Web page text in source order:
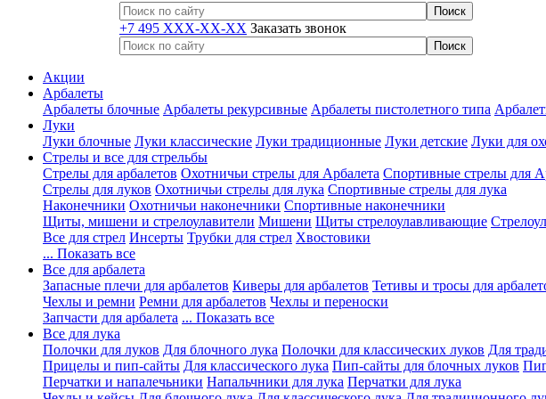
+7 495 XXX-XX-XX Заказать звонок
Акции
Арбалеты
Арбалеты блочные Арбалеты рекурсивные Арбалеты пистолетного типа
Луки
Луки блочные Луки классические Луки традиционные Луки детские Луки для
Стрелы и все для стрельбы
Стрелы для арбалетов Охотничьи стрелы для Арбалета Спортивные стрелы для
Стрелы для луков Охотничьи стрелы для лука Спортивные стрелы для лука
Наконечники Охотничьи наконечники Спортивные наконечники
Щиты, мишени и стрелоулавители Мишени Щиты стрелоулавливающие
Все для стрел Инсерты Трубки для стрел Хвостовики
... Показать все
Все для арбалета
Запасные плечи для арбалетов Киверы для арбалетов Тетивы и тросы для
Чехлы и ремни Ремни для арбалетов Чехлы и переноски
Запчасти для арбалета ... Показать все
Все для лука
Полочки для луков Для блочного лука Полочки для классических луков Для
Прицелы и пип-сайты Для классического лука Пип-сайты для блочных луков
Перчатки и напалечьники Напальчники для лука Перчатки для лука